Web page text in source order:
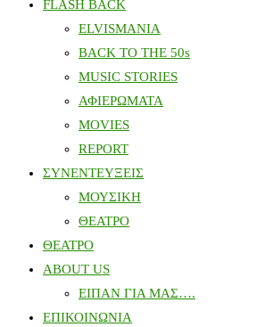
FLASH BACK
ELVISMANIA
BACK TO THE 50s
MUSIC STORIES
ΑΦΙΕΡΩΜΑΤΑ
MOVIES
REPORT
ΣΥΝΕΝΤΕΥΞΕΙΣ
ΜΟΥΣΙΚΗ
ΘΕΑΤΡΟ
ΘΕΑΤΡΟ
ABOUT US
ΕΙΠΑΝ ΓΙΑ ΜΑΣ….
ΕΠΙΚΟΙΝΩΝΙΑ